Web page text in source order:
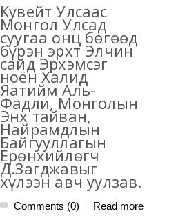
Кувейт Улсаас
Монгол Улсад
суугаа онц бөгөөд
бүрэн эрхт Элчин
сайд Эрхэмсэг
ноён Халид
Яатийм Аль-
Фадли, Монголын
Энх тайван,
Найрамдлын
Байгууллагын
Ерөнхийлөгч
Д.Загджавыг
хүлээн авч уулзав.
Comments (0)
Read more